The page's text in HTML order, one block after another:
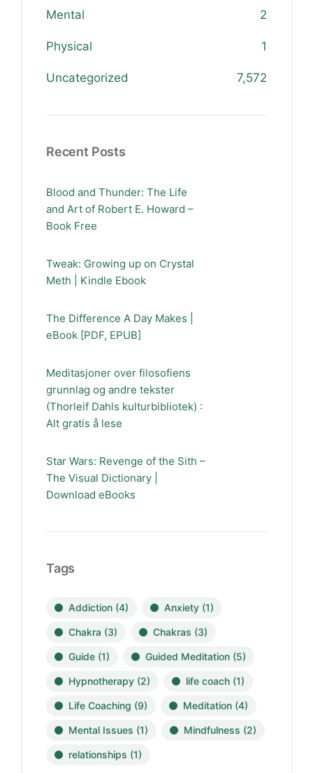
Mental 2
Physical 1
Uncategorized 7,572
Recent Posts
Blood and Thunder: The Life
and Art of Robert E. Howard –
Book Free
Tweak: Growing up on Crystal
Meth | Kindle Ebook
The Difference A Day Makes |
eBook [PDF, EPUB]
Meditasjoner over filosofiens
grunnlag og andre tekster
(Thorleif Dahls kulturbibliotek) :
Alt gratis å lese
Star Wars: Revenge of the Sith –
The Visual Dictionary |
Download eBooks
Tags
Addiction (4) Anxiety (1)
Chakra (3) Chakras (3)
Guide (1) Guided Meditation (5)
Hypnotherapy (2) life coach (1)
Life Coaching (9) Meditation (4)
Mental Issues (1) Mindfulness (2)
relationships (1)